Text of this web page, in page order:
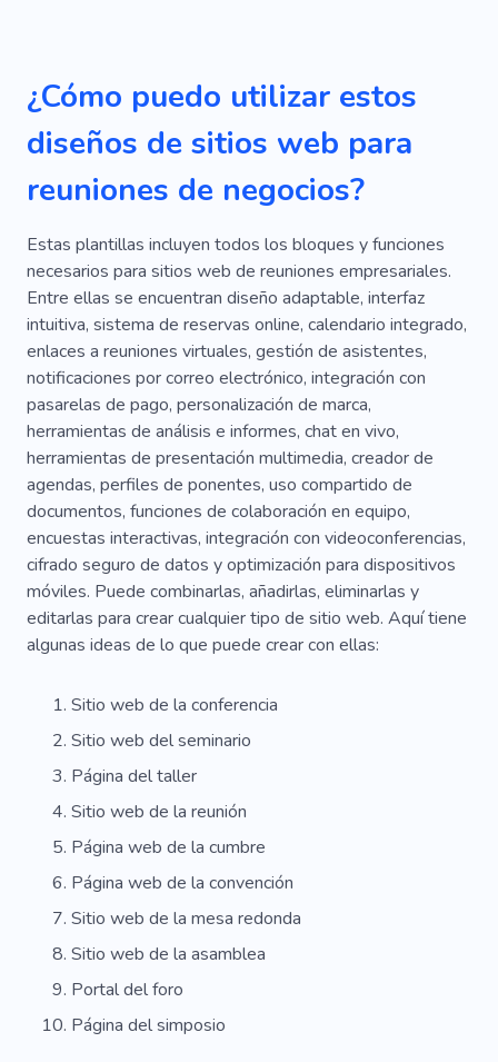
Sitios Para Negocios
Inversión
Apoyo Empresarial
Espacios De Coworking
Espacio
Tenencia
Oficina Colectiva
Coworking
Compañero De Trabajo
Centro
Oficina Estilo Loft
Comercio Electrónico
Escritorios
Propietarios
Reubicación De Oficina
Escritorio Abierto
Espacio Para Trabajar
Remoto
Reunión
Anti-café
Dormitorios
Espacio De Trabajo
¿Cómo puedo utilizar estos
diseños de sitios web para
reuniones de negocios?
Estas plantillas incluyen todos los bloques y funciones
necesarios para sitios web de reuniones empresariales.
Entre ellas se encuentran diseño adaptable, interfaz
intuitiva, sistema de reservas online, calendario integrado,
enlaces a reuniones virtuales, gestión de asistentes,
notificaciones por correo electrónico, integración con
pasarelas de pago, personalización de marca,
herramientas de análisis e informes, chat en vivo,
herramientas de presentación multimedia, creador de
agendas, perfiles de ponentes, uso compartido de
documentos, funciones de colaboración en equipo,
encuestas interactivas, integración con videoconferencias,
cifrado seguro de datos y optimización para dispositivos
móviles. Puede combinarlas, añadirlas, eliminarlas y
editarlas para crear cualquier tipo de sitio web. Aquí tiene
algunas ideas de lo que puede crear con ellas:
Sitio web de la conferencia
Sitio web del seminario
Página del taller
Sitio web de la reunión
Página web de la cumbre
Página web de la convención
Sitio web de la mesa redonda
Sitio web de la asamblea
Portal del foro
Página del simposio